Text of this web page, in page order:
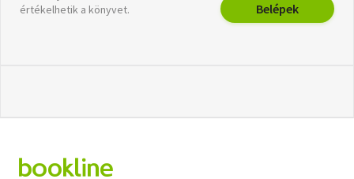
értékelhetik a könyvet.
Belépek